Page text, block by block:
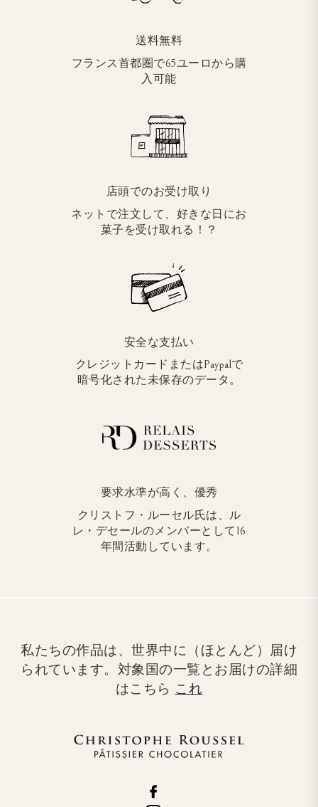
送料無料
フランス首都圏で65ユーロから購
入可能
店頭でのお受け取り
ネットで注文して、好きな日にお
菓子を受け取れる！？
安全な支払い
クレジットカードまたはPaypalで
暗号化された未保存のデータ。
要求水準が高く、優秀
クリストフ・ルーセル氏は、ル
レ・デセールのメンバーとして16
年間活動しています。
私たちの作品は、世界中に（ほとんど）届け
られています。対象国の一覧とお届けの詳細
はこちら これ